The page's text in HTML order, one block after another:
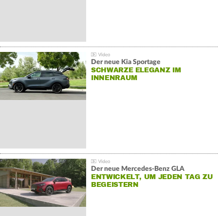
Der neue Kia Sportage
SCHWARZE ELEGANZ IM
INNENRAUM
Der neue Mercedes-Benz GLA
ENTWICKELT, UM JEDEN TAG ZU
BEGEISTERN